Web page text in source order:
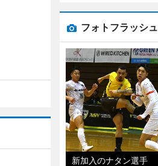
フォトフラッシュ
新加入のナタン選手